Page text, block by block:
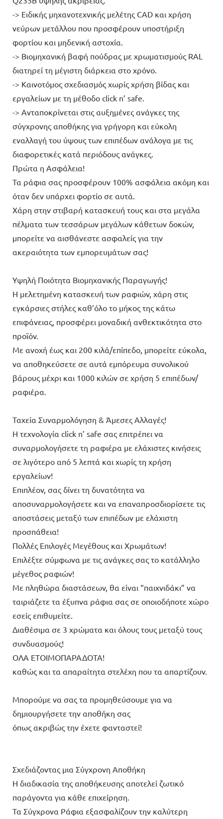
-> Ειδικής μηχανοτεχνικής μελέτης CAD και χρήση
νεύρων μετάλλου που προσφέρουν υποστήριξη
φορτίου και μηδενική αστοχία.
-> Βιομηχανική βαφή πούδρας με χρωματισμούς RAL
διατηρεί τη μέγιστη διάρκεια στο χρόνο.
-> Καινοτόμος σχεδιασμός χωρίς χρήση βίδας και
εργαλείων με τη μέθοδο click n’ safe.
-> Ανταποκρίνεται στις αυξημένες ανάγκες της
σύγχρονης αποθήκης για γρήγορη και εύκολη
εναλλαγή του ύψους των επιπέδων ανάλογα με τις
διαφορετικές κατά περιόδους ανάγκες.
Πρώτα η Ασφάλεια!
Τα ράφια σας προσφέρουν 100% ασφάλεια ακόμη και
όταν δεν υπάρχει φορτίο σε αυτά.
Χάρη στην στιβαρή κατασκευή τους και στα μεγάλα
πέλματα των τεσσάρων μεγάλων κάθετων δοκών,
μπορείτε να αισθάνεστε ασφαλείς για την
ακεραιότητα των εμπορευμάτων σας!
Υψηλή Ποιότητα Βιομηχανικής Παραγωγής!
Η μελετημένη κατασκευή των ραφιών, χάρη στις
εγκάρσιες στήλες καθ’όλο το μήκος της κάτω
επιφάνειας, προσφέρει μοναδική ανθεκτικότητα στο
προϊόν.
Με ανοχή έως και 200 κιλά/επίπεδο, μπορείτε εύκολα,
να αποθηκεύσετε σε αυτά εμπόρευμα συνολικού
βάρους μέχρι και 1000 κιλών σε χρήση 5 επιπέδων/
ραφιέρα.
Ταχεία Συναρμολόγηση & Άμεσες Αλλαγές!
Η τεχνολογία click n’ safe σας επιτρέπει να
συναρμολογήσετε τη ραφιέρα με ελάχιστες κινήσεις
σε λιγότερο από 5 λεπτά και χωρίς τη χρήση
εργαλείων!
Επιπλέον, σας δίνει τη δυνατότητα να
αποσυναρμολογήσετε και να επαναπροσδιορίσετε τις
αποστάσεις μεταξύ των επιπέδων με ελάχιστη
προσπάθεια!
Πολλές Επιλογές Μεγέθους και Χρωμάτων!
Επιλέξτε σύμφωνα με τις ανάγκες σας το κατάλληλο
μέγεθος ραφιών!
Με πληθώρα διαστάσεων, θα είναι “παιχνιδάκι” να
ταιριάζετε τα έξυπνα ράφια σας σε οποιοδήποτε χώρο
εσείς επιθυμείτε.
Διαθέσιμα σε 3 χρώματα και όλους τους μεταξύ τους
συνδυασμούς!
ΟΛΑ ΕΤΟΙΜΟΠΑΡΑΔΟΤΑ!
καθώς και τα απαραίτητα στελέχη που τα απαρτίζουν.
Μπορούμε να σας τα προμηθεύσουμε για να
δημιουργήσετε την αποθήκη σας
όπως ακριβώς την έχετε φανταστεί!
Σχεδιάζοντας μια Σύγχρονη Αποθήκη
Η διαδικασία της αποθήκευσης αποτελεί ζωτικό
παράγοντα για κάθε επιχείρηση.
Τα Σύγχρονα Ράφια εξασφαλίζουν την καλύτερη